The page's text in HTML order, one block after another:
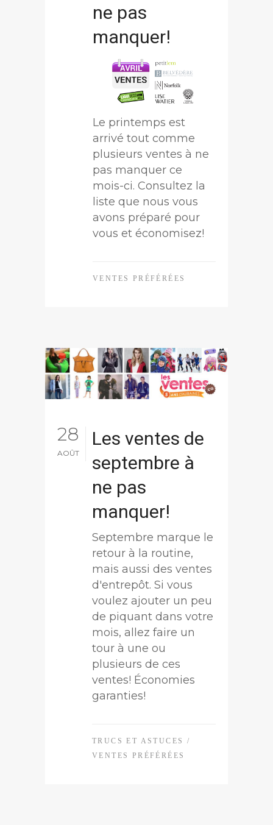
ne pas
manquer!
Le printemps est
arrivé tout comme
plusieurs ventes à ne
pas manquer ce
mois-ci. Consultez la
liste que nous vous
avons préparé pour
vous et économisez!
VENTES PRÉFÉRÉES
28
AOÛT
Les ventes de
septembre à
ne pas
manquer!
Septembre marque le
retour à la routine,
mais aussi des ventes
d'entrepôt. Si vous
voulez ajouter un peu
de piquant dans votre
mois, allez faire un
tour à une ou
plusieurs de ces
ventes! Économies
garanties!
TRUCS ET ASTUCES
/
VENTES PRÉFÉRÉES